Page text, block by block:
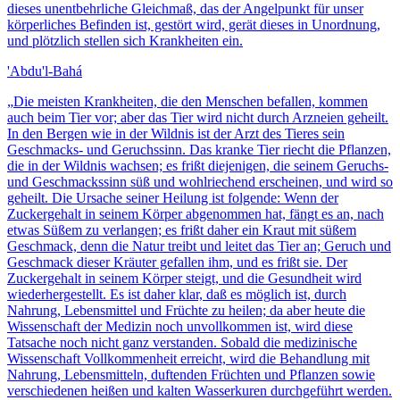
dieses unentbehrliche Gleichmaß, das der Angelpunkt für unser
körperliches Befinden ist, gestört wird, gerät dieses in Unordnung,
und plötzlich stellen sich Krankheiten ein.
'Abdu'l-Bahá
„Die meisten Krankheiten, die den Menschen befallen, kommen
auch beim Tier vor; aber das Tier wird nicht durch Arzneien geheilt.
In den Bergen wie in der Wildnis ist der Arzt des Tieres sein
Geschmacks- und Geruchssinn. Das kranke Tier riecht die Pflanzen,
die in der Wildnis wachsen; es frißt diejenigen, die seinem Geruchs-
und Geschmackssinn süß und wohlriechend erscheinen, und wird so
geheilt. Die Ursache seiner Heilung ist folgende: Wenn der
Zuckergehalt in seinem Körper abgenommen hat, fängt es an, nach
etwas Süßem zu verlangen; es frißt daher ein Kraut mit süßem
Geschmack, denn die Natur treibt und leitet das Tier an; Geruch und
Geschmack dieser Kräuter gefallen ihm, und es frißt sie. Der
Zuckergehalt in seinem Körper steigt, und die Gesundheit wird
wiederhergestellt. Es ist daher klar, daß es möglich ist, durch
Nahrung, Lebensmittel und Früchte zu heilen; da aber heute die
Wissenschaft der Medizin noch unvollkommen ist, wird diese
Tatsache noch nicht ganz verstanden. Sobald die medizinische
Wissenschaft Vollkommenheit erreicht, wird die Behandlung mit
Nahrung, Lebensmitteln, duftenden Früchten und Pflanzen sowie
verschiedenen heißen und kalten Wasserkuren durchgeführt werden.